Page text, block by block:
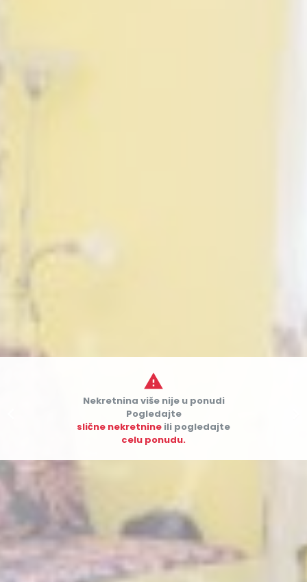

Nekretnina više nije u ponudi
Pogledajte
slične nekretnine ili pogledajte
celu ponudu.